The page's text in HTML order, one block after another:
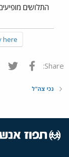
התלושים
here.
Share: פייסבוק
נכי צה"ל